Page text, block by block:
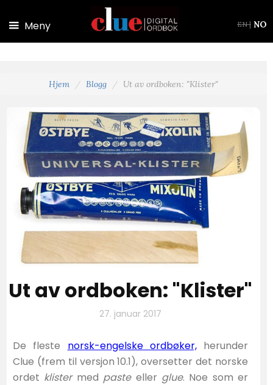
Meny EN| NO
Hjem Blogg Ut av ordboken: "Klister"
Ut av ordboken: "Klister"
27. januar 2017
De fleste norsk-engelske ordbøker,herunder
Clue (frem til versjon 10.1), oversetter det norske
ordet klistermed pasteeller glue. Noe som er